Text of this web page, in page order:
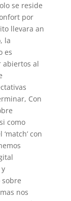
se reside
por
llevara an
la
es
abiertos al
Con
como
con
nos